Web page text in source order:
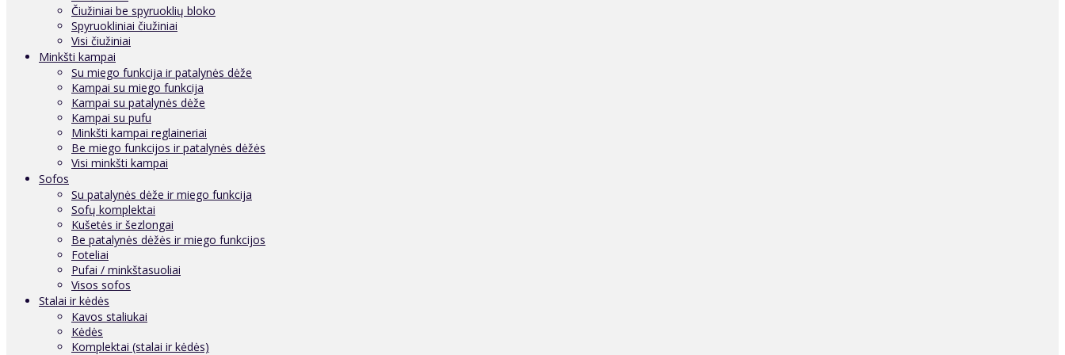
Čiužiniai be spyruoklių bloko
Spyruokliniai čiužiniai
Visi čiužiniai
Minkšti kampai
Su miego funkcija ir patalynės dėže
Kampai su miego funkcija
Kampai su patalynės dėže
Kampai su pufu
Minkšti kampai reglaineriai
Be miego funkcijos ir patalynės dėžės
Visi minkšti kampai
Sofos
Su patalynės dėže ir miego funkcija
Sofų komplektai
Kušetės ir šezlongai
Be patalynės dėžės ir miego funkcijos
Foteliai
Pufai / minkštasuoliai
Visos sofos
Stalai ir kėdės
Kavos staliukai
Kėdės
Komplektai (stalai ir kėdės)